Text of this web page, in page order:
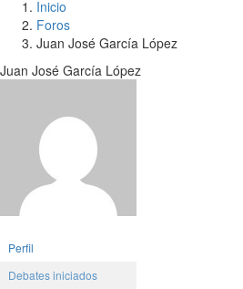
Inicio
Foros
Juan José García López
Juan José García López
Perfil
Debates iniciados